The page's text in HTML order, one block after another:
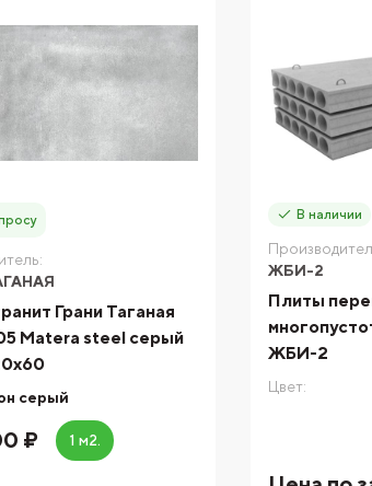
Грани Таганая
Matera steel серый
серый
₽ 1 м2.
В наличии
ЖБИ-2
Плиты
ЖБИ-2
Цвет: